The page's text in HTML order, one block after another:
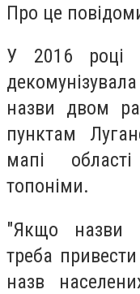
Про це
У 2016 році
назви двом
пунктам
мапі
топоніми.
"Якщо назви
треба
назв